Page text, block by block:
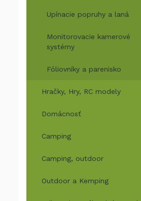
Upínacie popruhy a laná
Monitorovacie kamerové
systémy
Fóliovníky a parenisko
Hračky, Hry, RC modely
Domácnosť
Camping
Camping, outdoor
Outdoor a Kemping